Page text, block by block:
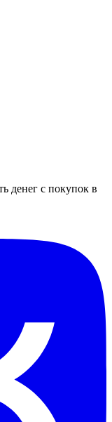
денег с покупок в